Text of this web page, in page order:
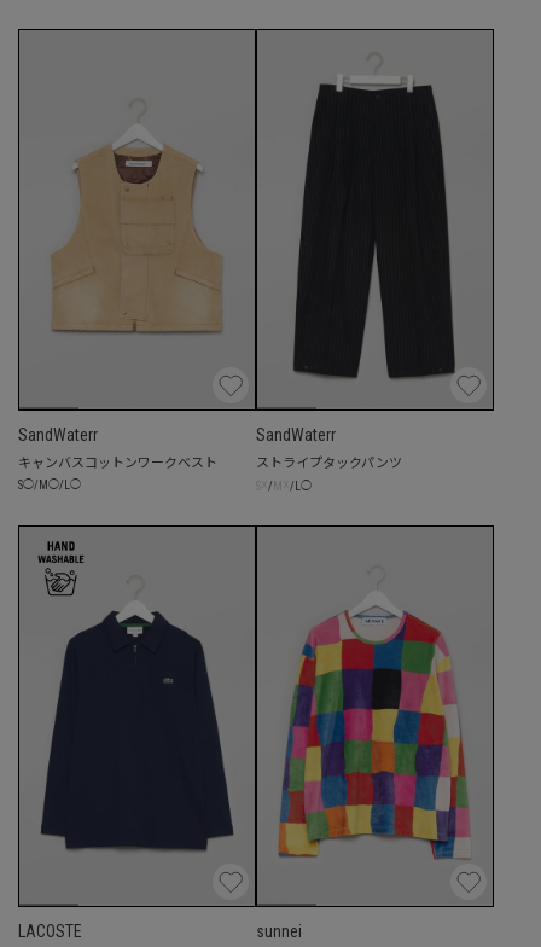
SandWaterr
キャンバスコットンワークベスト
S◯/ M ◯/ L◯
SandWaterr
ストライプタックパンツ
/ / ◯
LACOSTE
sunnei